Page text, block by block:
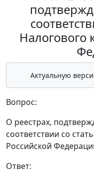
Налогового
Актуальную
Вопрос:
О реестрах,
соответствии со
Российской
Ответ: